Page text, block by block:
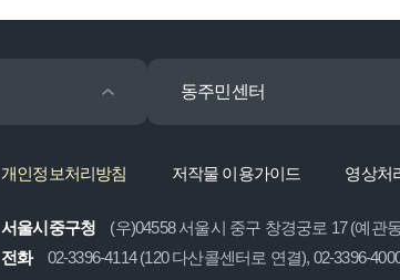
동주민센터
개인정보처리방침 저작물 이용가이드 영상처
서울시중구청
(우)04558 서울시 중구 창경궁로 17 (예관
전화
02-3396-4114 (120 다산콜센터로 연결), 02-3396-